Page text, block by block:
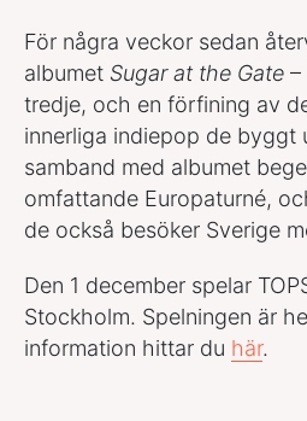
För några veckor sedan
albumet Sugar at the Gate –
tredje, och en förfining av
innerliga indiepop de byggt
samband med albumet
omfattande Europaturné,
de också besöker Sverige
Den 1 december spelar
Stockholm. Spelningen är
information hittar du här.